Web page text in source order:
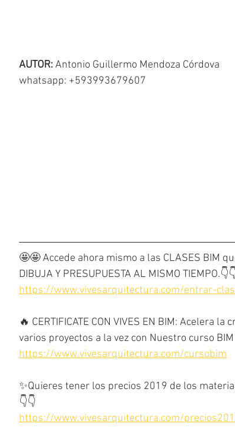
AUTOR: Antonio Guillermo Mendoza Córdova
whatsapp: +593993679607
🤩🤩 Accede ahora mismo a las CLASES BIM
DIBUJA Y PRESUPUESTA AL MISMO
https://www.vivesarquitectura.com/entrar-
🔥 CERTIFICATE CON VIVES EN BIM: Acelera
varios proyectos a la vez con Nuestro curso
https://www.vivesarquitectura.com/cursobim
✨Quieres tener los precios 2019 de los
👇👇
https://www.vivesarquitectura.com/